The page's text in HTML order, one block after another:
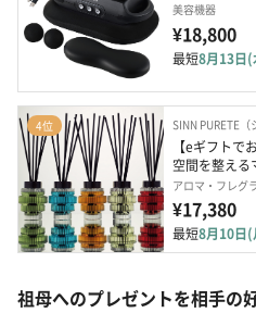
美容機器
¥18,800
最短8月13日(
4位 SINN PURETE（
【eギフトで
空間を整える
アロマ・フレグ
¥17,380
最短8月10日(
祖母へのプレゼントを相手の